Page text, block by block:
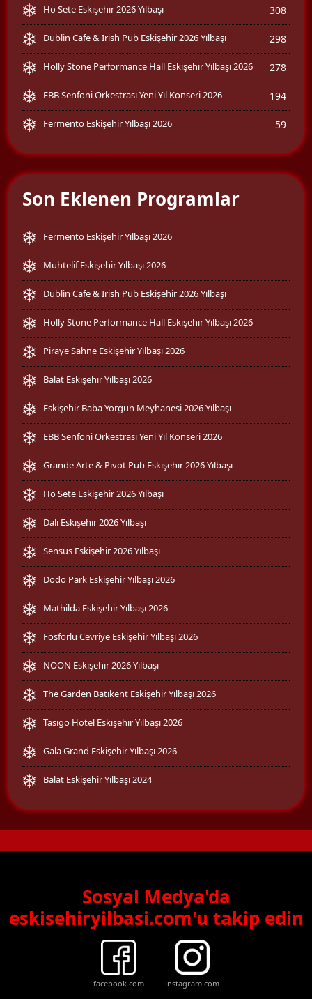
Ho Sete Eskişehir 2026 Yılbaşı 308
Dublin Cafe & Irish Pub Eskişehir 2026 Yılbaşı 298
Holly Stone Performance Hall Eskişehir Yılbaşı 2026 278
EBB Senfoni Orkestrası Yeni Yıl Konseri 2026 194
Fermento Eskişehir Yılbaşı 2026 59
Son Eklenen Programlar
Fermento Eskişehir Yılbaşı 2026
Muhtelif Eskişehir Yılbaşı 2026
Dublin Cafe & Irish Pub Eskişehir 2026 Yılbaşı
Holly Stone Performance Hall Eskişehir Yılbaşı 2026
Piraye Sahne Eskişehir Yılbaşı 2026
Balat Eskişehir Yılbaşı 2026
Eskişehir Baba Yorgun Meyhanesi 2026 Yılbaşı
EBB Senfoni Orkestrası Yeni Yıl Konseri 2026
Grande Arte & Pivot Pub Eskişehir 2026 Yılbaşı
Ho Sete Eskişehir 2026 Yılbaşı
Dali Eskişehir 2026 Yılbaşı
Sensus Eskişehir 2026 Yılbaşı
Dodo Park Eskişehir Yılbaşı 2026
Mathilda Eskişehir Yılbaşı 2026
Fosforlu Cevriye Eskişehir Yılbaşı 2026
NOON Eskişehir 2026 Yılbaşı
The Garden Batıkent Eskişehir Yılbaşı 2026
Tasigo Hotel Eskişehir Yılbaşı 2026
Gala Grand Eskişehir Yılbaşı 2026
Balat Eskişehir Yılbaşı 2024
Sosyal Medya'da
eskisehiryilbasi.com'u takip edin
facebook.com instagram.com